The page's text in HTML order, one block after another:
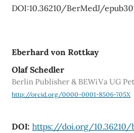
DOI:10.36210/BerMedJ/
Eberhard von Rottkay
Olaf Schedler
Berlin Publisher & BEWiVa UG
http://orcid.org/0000-0001-8506-705X
DOI: https://doi.org/10.36210/